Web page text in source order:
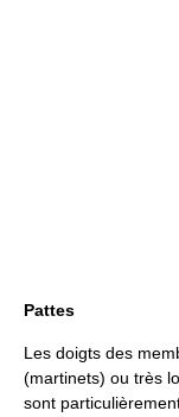
Pattes
Les doigts des
(martinets) ou très
sont